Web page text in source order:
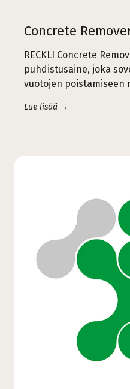
Concrete
RECKLI Concrete
puhdistusaine, joka
vuotojen poistamiseen
Lue lisää →